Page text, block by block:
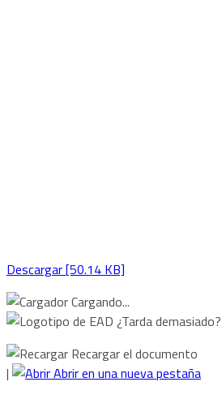
Descargar [50.14 KB]
Cargando...
¿Tarda demasiado?
Recargar el documento
|
Abrir en una nueva pestaña